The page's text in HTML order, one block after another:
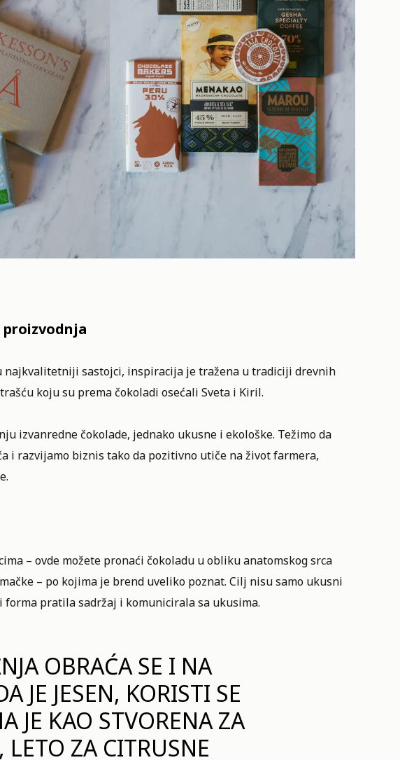
sastojci, inspiracija je tražena u tradiciji drevnih
koju su prema čokoladi osećali Sveta i Kiril.
izvanredne čokolade, jednako ukusne i ekološke. Težimo da
i razvijamo biznis tako da pozitivno utiče na život farmera,
– ovde možete pronaći čokoladu u obliku anatomskog srca
– po kojima je brend uveliko poznat. Cilj nisu samo ukusni
pratila sadržaj i komunicirala sa ukusima.
OBRAĆA SE I NA
JE JESEN, KORISTI SE
JE KAO STVORENA ZA
LETO ZA CITRUSNE